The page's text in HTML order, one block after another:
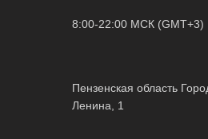
8:00-22:00 МСК (GMT+3)
Пензенская область
Ленина, 1